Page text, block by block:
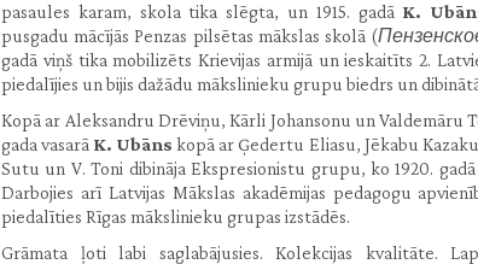
pasaules karam, skola tika slēgta, un 1915. gadā K.
pusgadu mācījās Penzas pilsētas mākslas skolā (
gadā viņš tika mobilizēts Krievijas armijā un ieskaitīts 2.
piedalījies un bijis dažādu mākslinieku grupu biedrs un
Kopā ar Aleksandru Drēviņu, Kārli Johansonu un Valdemāru
gada vasarā K. Ubāns kopā ar Ģedertu Eliasu, Jēkabu
Sutu un V. Toni dibināja Ekspresionistu grupu, ko 1920.
Darbojies arī Latvijas Mākslas akadēmijas pedagogu
piedalīties Rīgas mākslinieku grupas izstādēs.
Grāmata ļoti labi saglabājusies. Kolekcijas kvalitāte.